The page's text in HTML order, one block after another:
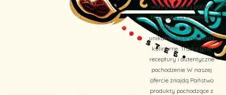
warzywa łączą polskie
tradycje z orientalnym
smakiem, tworząc
unikalne doświadczenia
kulinarne. Tradycyjne
receptury i autentyczne
pochodzenie W naszej
ofercie znajdą Państwo
produkty pochodzące z